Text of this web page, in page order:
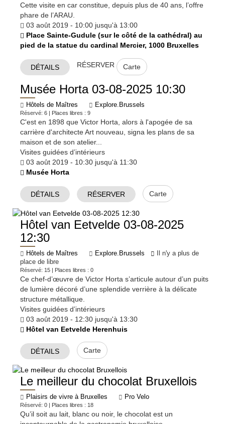
Cette visite en car constitue, depuis plus de 40 ans, l’offre
phare de l’ARAU.
03 août 2019 - 10:00 jusqu'à 13:00
Place Sainte-Gudule (sur le côté de la cathédral) au
pied de la statue du cardinal Mercier, 1000 Bruxelles
DÉTAILS RÉSERVER Carte
Musée Horta 03-08-2025 10:30
Hôtels de Maîtres Explore.Brussels
Réservé: 6 | Places libres : 9
C'est en 1898 que Victor Horta, alors à l'apogée de sa
carrière d'architecte Art nouveau, signa les plans de sa
maison et de son atelier...
Visites guidées d’intérieurs
03 août 2019 - 10:30 jusqu'à 11:30
Musée Horta
DÉTAILS RÉSERVER Carte
Hôtel van Eetvelde 03-08-2025
12:30
Hôtels de Maîtres Explore.Brussels
Il n'y a plus de
place de libre
Réservé: 15 | Places libres : 0
Ce chef-d’œuvre de Victor Horta s’articule autour d’un puits
de lumière décoré d’une splendide verrière à la délicate
structure métallique.
Visites guidées d’intérieurs
03 août 2019 - 12:30 jusqu'à 13:30
Hôtel van Eetvelde Herenhuis
DÉTAILS Carte
Le meilleur du chocolat Bruxellois
Plaisirs de vivre à Bruxelles Pro Velo
Réservé: 0 | Places libres : 18
Qu’il soit au lait, blanc ou noir, le chocolat est un